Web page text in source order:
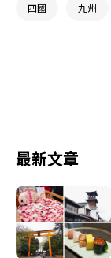
四國 九州
最新文章